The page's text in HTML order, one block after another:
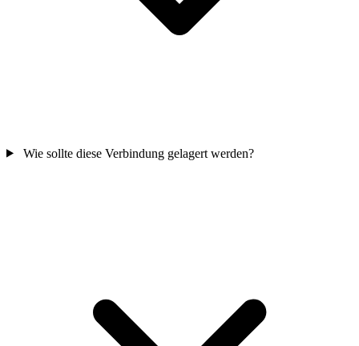
Wie sollte diese Verbindung gelagert werden?